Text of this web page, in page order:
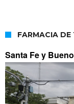
FARMACIA DE
Santa Fe y